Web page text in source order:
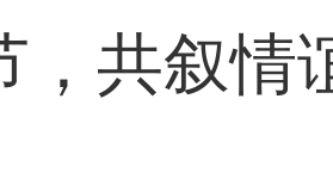
共叙情